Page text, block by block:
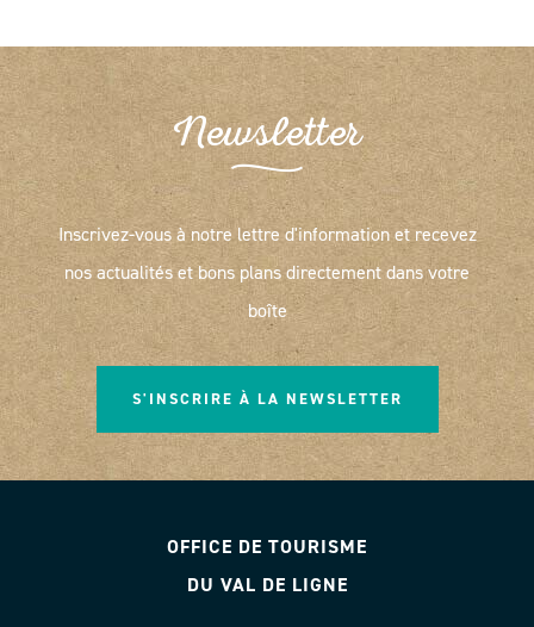
Newsletter
Inscrivez-vous à notre lettre d'information et recevez
nos actualités et bons plans directement dans votre
boîte
S'INSCRIRE À LA NEWSLETTER
OFFICE DE TOURISME
DU VAL DE LIGNE